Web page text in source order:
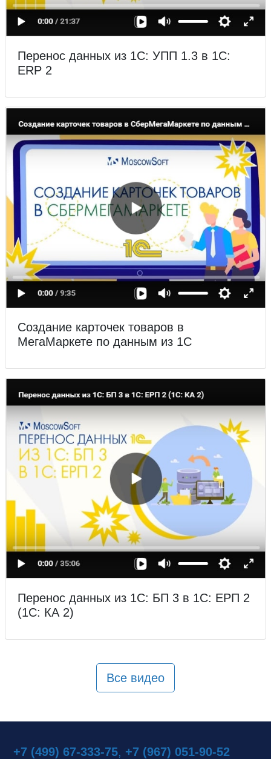
Перенос данных из 1С: УПП 1.3 в 1С:
ERP 2
Создание карточек товаров в
МегаМаркете по данным из 1С
Перенос данных из 1С: БП 3 в 1С: ЕРП 2
(1С: КА 2)
Все видео
+7 (499) 67-333-75, +7 (967) 051-90-52